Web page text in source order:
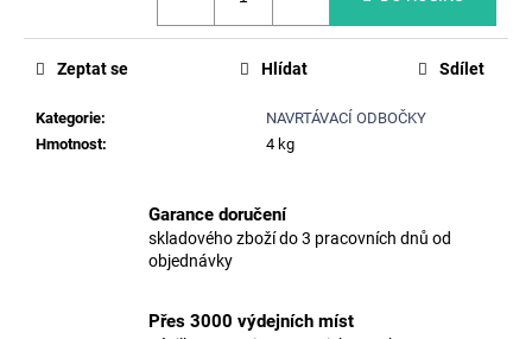
Kategorie:
NAVRTÁVACÍ ODBOČKY
Hmotnost: 4 kg
Zeptat se Hlídat Sdílet
Garance doručení
skladového zboží do 3 pracovních dnů od
objednávky
Přes 3000 výdejních míst
P=162MM
NEREZ
Kč
Původně:
598